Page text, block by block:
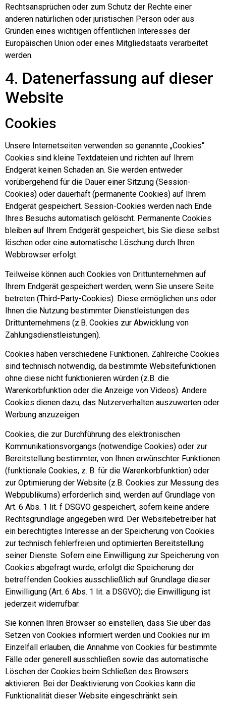
Rechtsansprüchen oder zum Schutz der Rechte einer
anderen natürlichen oder juristischen Person oder aus
Gründen eines wichtigen öffentlichen Interesses der
Europäischen Union oder eines Mitgliedstaats verarbeitet
werden.
4. Datenerfassung auf dieser
Website
Cookies
Unsere Internetseiten verwenden so genannte „Cookies“.
Cookies sind kleine Textdateien und richten auf Ihrem
Endgerät keinen Schaden an. Sie werden entweder
vorübergehend für die Dauer einer Sitzung (Session-
Cookies) oder dauerhaft (permanente Cookies) auf Ihrem
Endgerät gespeichert. Session-Cookies werden nach Ende
Ihres Besuchs automatisch gelöscht. Permanente Cookies
bleiben auf Ihrem Endgerät gespeichert, bis Sie diese selbst
löschen oder eine automatische Löschung durch Ihren
Webbrowser erfolgt.
Teilweise können auch Cookies von Drittunternehmen auf
Ihrem Endgerät gespeichert werden, wenn Sie unsere Seite
betreten (Third-Party-Cookies). Diese ermöglichen uns oder
Ihnen die Nutzung bestimmter Dienstleistungen des
Drittunternehmens (z.B. Cookies zur Abwicklung von
Zahlungsdienstleistungen).
Cookies haben verschiedene Funktionen. Zahlreiche Cookies
sind technisch notwendig, da bestimmte Websitefunktionen
ohne diese nicht funktionieren würden (z.B. die
Warenkorbfunktion oder die Anzeige von Videos). Andere
Cookies dienen dazu, das Nutzerverhalten auszuwerten oder
Werbung anzuzeigen.
Cookies, die zur Durchführung des elektronischen
Kommunikationsvorgangs (notwendige Cookies) oder zur
Bereitstellung bestimmter, von Ihnen erwünschter Funktionen
(funktionale Cookies, z. B. für die Warenkorbfunktion) oder
zur Optimierung der Website (z.B. Cookies zur Messung des
Webpublikums) erforderlich sind, werden auf Grundlage von
Art. 6 Abs. 1 lit. f DSGVO gespeichert, sofern keine andere
Rechtsgrundlage angegeben wird. Der Websitebetreiber hat
ein berechtigtes Interesse an der Speicherung von Cookies
zur technisch fehlerfreien und optimierten Bereitstellung
seiner Dienste. Sofern eine Einwilligung zur Speicherung von
Cookies abgefragt wurde, erfolgt die Speicherung der
betreffenden Cookies ausschließlich auf Grundlage dieser
Einwilligung (Art. 6 Abs. 1 lit. a DSGVO); die Einwilligung ist
jederzeit widerrufbar.
Sie können Ihren Browser so einstellen, dass Sie über das
Setzen von Cookies informiert werden und Cookies nur im
Einzelfall erlauben, die Annahme von Cookies für bestimmte
Fälle oder generell ausschließen sowie das automatische
Löschen der Cookies beim Schließen des Browsers
aktivieren. Bei der Deaktivierung von Cookies kann die
Funktionalität dieser Website eingeschränkt sein.